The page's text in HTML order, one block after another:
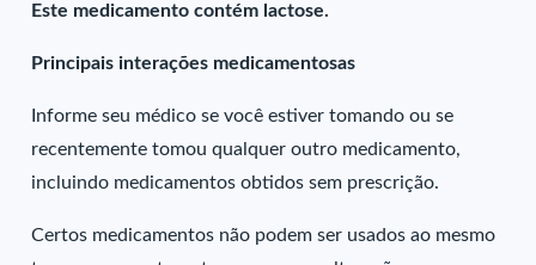
Este medicamento contém lactose.
Principais interações medicamentosas
Informe seu médico se você estiver tomando ou se
recentemente tomou qualquer outro medicamento,
incluindo medicamentos obtidos sem prescrição.
Certos medicamentos não podem ser usados ao mesmo